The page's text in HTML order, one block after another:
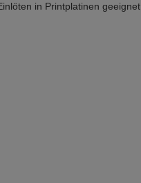
in Printplatinen geeignet.